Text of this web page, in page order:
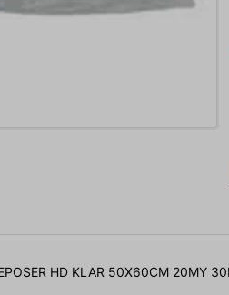
HD KLAR 50X60CM 20MY